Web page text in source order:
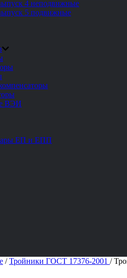
4 неподвижные
5 подвижные
ВЭИ
ЕП и ЕПП
/Тройники ГОСТ 17376-2001 /